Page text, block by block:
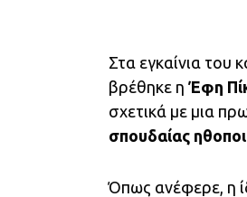
Στα εγκαίνια του
βρέθηκε η Έφη
σχετικά με μια
σπουδαίας
Όπως ανέφερε, η